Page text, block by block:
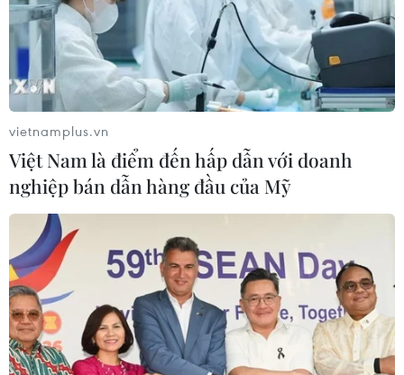
vietnamplus.vn
Việt Nam là điểm đến hấp dẫn với doanh
nghiệp bán dẫn hàng đầu của Mỹ